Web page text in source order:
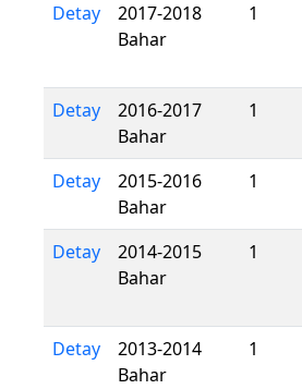
Detay
2017-2018
Bahar
1
Detay
2016-2017
Bahar
1
Detay
2015-2016
Bahar
1
Detay
2014-2015
Bahar
1
Detay
2013-2014
Bahar
1